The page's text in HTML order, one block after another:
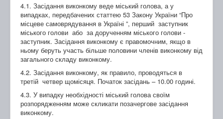
4.1. Засідання виконкому веде міський голова, а у
випадках, передбачених статтею 53 Закону України “Про
місцеве самоврядування в Україні ”, перший заступник
міського голови або за дорученням міського голови -
заступник. Засідання виконкому є правомочним, якщо в
ньому беруть участь більше половини членів виконкому від
загального складу виконкому.
4.2. Засідання виконкому, як правило, проводяться в
третій четвер щомісяця. Початок засідань – 10.00 годині.
4.3. У випадку необхідності міський голова своїм
розпорядженням може скликати позачергове засідання
виконкому.